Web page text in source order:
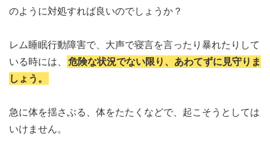
のように対処すれば良いのでしょうか？
レム睡眠行動障害で、大声で寝言を言ったり暴れたりして
いる時には、
危険な状況でない限り、あわてずに見守りま
しょう。
急に体を揺さぶる、体をたたくなどで、起こそうとしては
いけません。